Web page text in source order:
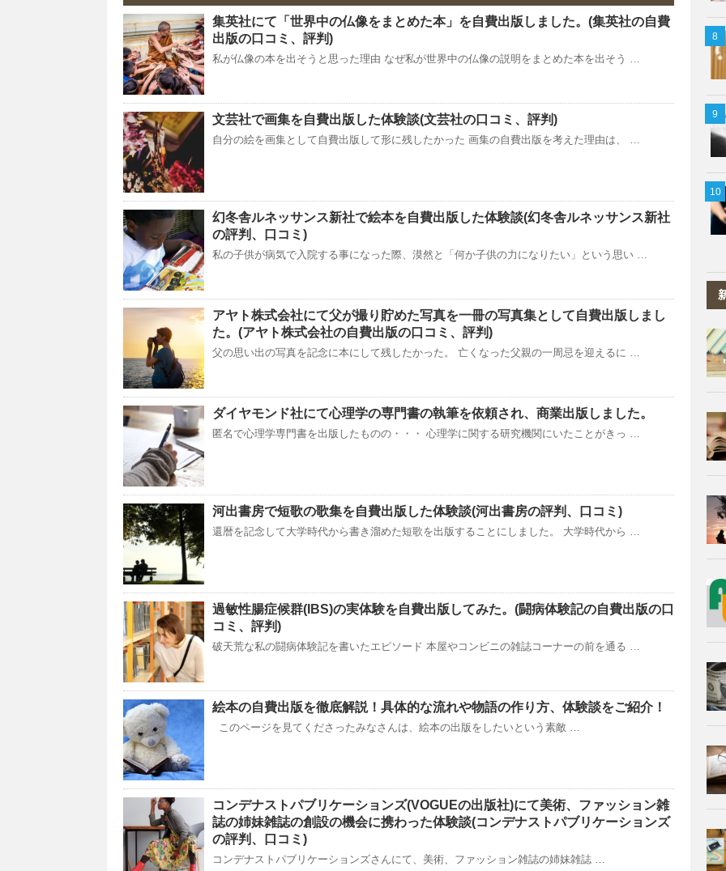
集英社にて「世界中の仏像をまとめた本」を自費出版しました。(集英社の自費
出版の口コミ、評判)
私が仏像の本を出そうと思った理由 なぜ私が世界中の仏像の説明をまとめた本を出そう …
文芸社で画集を自費出版した体験談(文芸社の口コミ、評判)
自分の絵を画集として自費出版して形に残したかった 画集の自費出版を考えた理由は、 …
幻冬舎ルネッサンス新社で絵本を自費出版した体験談(幻冬舎ルネッサンス新社
の評判、口コミ)
私の子供が病気で入院する事になった際、漠然と「何か子供の力になりたい」という思い …
アヤト株式会社にて父が撮り貯めた写真を一冊の写真集として自費出版しまし
た。(アヤト株式会社の自費出版の口コミ、評判)
父の思い出の写真を記念に本にして残したかった。 亡くなった父親の一周忌を迎えるに …
ダイヤモンド社にて心理学の専門書の執筆を依頼され、商業出版しました。
匿名で心理学専門書を出版したものの・・・ 心理学に関する研究機関にいたことがきっ …
河出書房で短歌の歌集を自費出版した体験談(河出書房の評判、口コミ)
還暦を記念して大学時代から書き溜めた短歌を出版することにしました。 大学時代から …
過敏性腸症候群(IBS)の実体験を自費出版してみた。(闘病体験記の自費出版の口
コミ、評判)
破天荒な私の闘病体験記を書いたエピソード 本屋やコンビニの雑誌コーナーの前を通る …
絵本の自費出版を徹底解説！具体的な流れや物語の作り方、体験談をご紹介！
このページを見てくださったみなさんは、絵本の出版をしたいという素敵 …
コンデナストパブリケーションズ(VOGUEの出版社)にて美術、ファッション雑
誌の姉妹雑誌の創設の機会に携わった体験談(コンデナストパブリケーションズ
の評判、口コミ)
コンデナストパブリケーションズさんにて、美術、ファッション雑誌の姉妹雑誌 …